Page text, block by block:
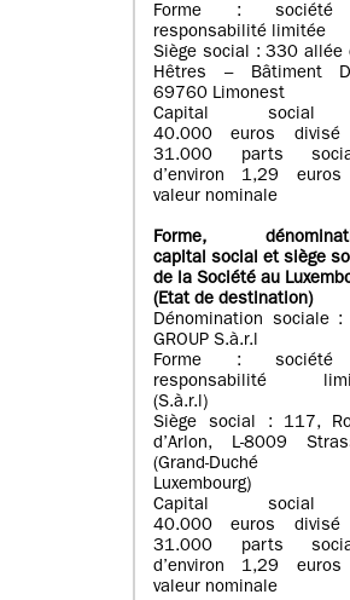
Forme :
responsabilité limitée
Siège social : 330 allée
Hêtres – Bâtiment
69760 Limonest
Capital
40.000 euros divisé
31.000 parts
d’environ 1,29
valeur nominale
Forme,
capital social et siège
de la Société au
(Etat de destination)
Dénomination sociale :
GROUP S.à.r.l
Forme :
responsabilité
(S.à.r.l)
Siège social : 117,
d’Arlon, L-8009
(Grand-Duché
Luxembourg)
Capital
40.000 euros divisé
31.000 parts
d’environ 1,29
valeur nominale